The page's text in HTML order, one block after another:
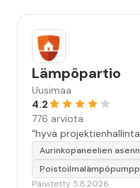
Lämpöpartio
Uusimaa
4.2
776 arviota
“hyvä
Aurinkopaneelien
Päivitetty 5.8.2026